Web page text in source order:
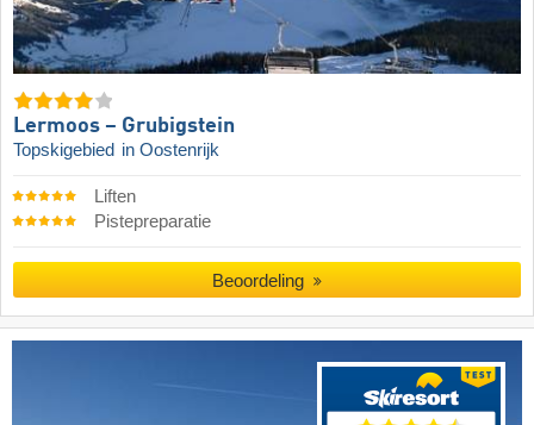
Lermoos – Grubigstein
Topskigebied in Oostenrijk
Liften
Pistepreparatie
Beoordeling